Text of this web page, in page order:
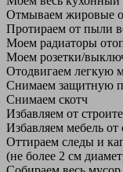
Отмываем жировые
Протираем от пыли
Моем радиаторы
Моем розетки/
Отодвигаем легкую
Снимаем защитную
Снимаем скотч
Избавляем от
Избавляем мебель
Оттираем следы и
(не более 2 см